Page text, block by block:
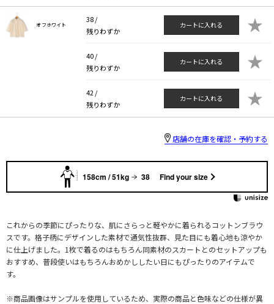
オフホワイト
38 /
残りわずか
カートに入れる ★
40 /
残りわずか
カートに入れる ★
42 /
残りわずか
カートに入れる ★
店舗の在庫を確認・予約する
158cm / 51kg 38 Find your size
これからの季節にぴったりな、肌にさらっと軽やかに着られるコットンブラウ
スです。格子柄にデザインした素材で通気性抜群、見た目にも着心地も涼やか
に仕上げました。1枚で着るのはもちろん同素材のスカートとのセットアップも
おすすめ、普段使いはもちろんおめかししたい日にもぴったりのアイテムで
す。
※商品画像はサンプルを使用しているため、実際の商品と色味などの仕様が異